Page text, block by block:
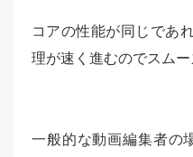
コアの性能が同じであ
理が速く進むのでスムー
一般的な動画編集者の